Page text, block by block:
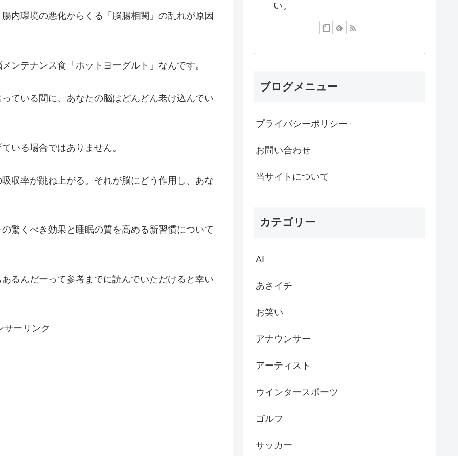
内環境の悪化からくる「脳腸相関」の乱れが原因
ンテナンス食「ホットヨーグルト」なんです。
ている間に、あなたの脳はどんどん老け込んでい
いる場合ではありません。
収率が跳ね上がる。それが脳にどう作用し、あな
驚くべき効果と睡眠の質を高める新習慣について
るんだーって参考までに読んでいただけると幸い
サーリンク
い。
ブログメニュー
プライバシーポリシー
お問い合わせ
当サイトについて
カテゴリー
AI
あさイチ
お笑い
アナウンサー
アーティスト
ウインタースポーツ
ゴルフ
サッカー